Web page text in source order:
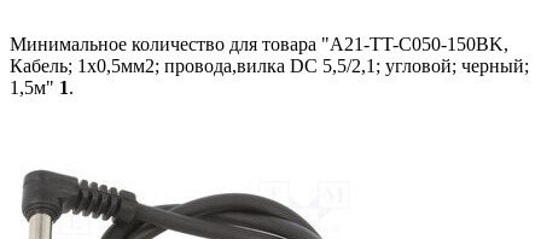
Минимальное количество для товара "A21-TT-C050-150BK,
Кабель; 1x0,5мм2; провода,вилка DC 5,5/2,1; угловой; черный;
1,5м" 1.